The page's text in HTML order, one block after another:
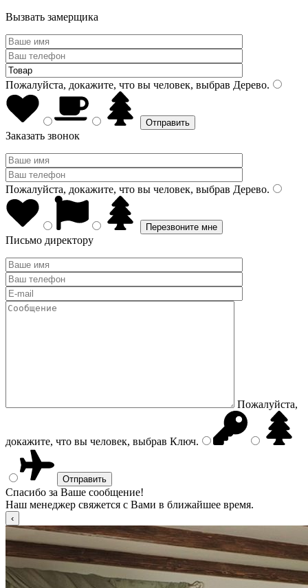
Вызвать замерщика
Пожалуйста, докажите, что вы человек, выбрав Дерево.
Заказать звонок
Пожалуйста, докажите, что вы человек, выбрав Дерево.
Письмо директору
Пожалуйста,
докажите, что вы человек, выбрав Ключ.
Спасибо за Ваше сообщение!
Наш менеджер свяжется с Вами в ближайшее время.